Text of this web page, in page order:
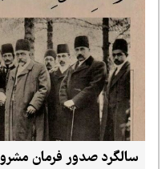
سالگرد صدور فرمان مشروطیت